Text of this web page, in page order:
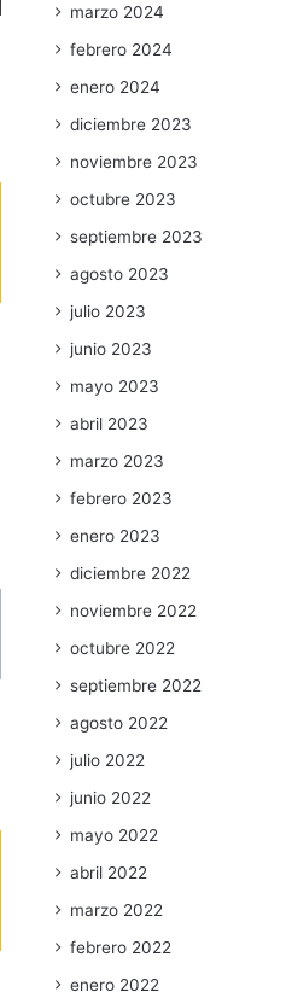
marzo 2024
febrero 2024
enero 2024
diciembre 2023
noviembre 2023
octubre 2023
septiembre 2023
agosto 2023
julio 2023
junio 2023
mayo 2023
abril 2023
marzo 2023
febrero 2023
enero 2023
diciembre 2022
noviembre 2022
octubre 2022
septiembre 2022
agosto 2022
julio 2022
junio 2022
mayo 2022
abril 2022
marzo 2022
febrero 2022
enero 2022